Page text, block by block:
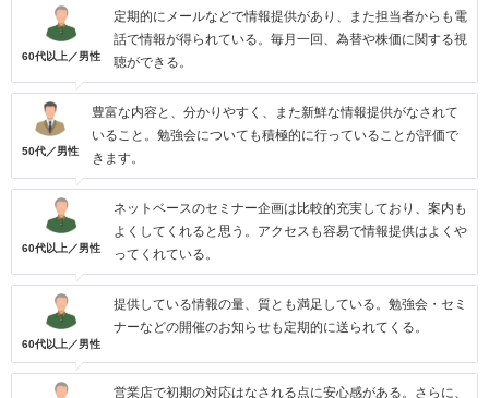
60代以上／男性
定期的にメールなどで情報提供があり、また担当者からも電
話で情報が得られている。毎月一回、為替や株価に関する視
聴ができる。
50代／男性
豊富な内容と、分かりやすく、また新鮮な情報提供がなされて
いること。勉強会についても積極的に行っていることが評価で
きます。
60代以上／男性
ネットベースのセミナー企画は比較的充実しており、案内も
よくしてくれると思う。アクセスも容易で情報提供はよくや
ってくれている。
60代以上／男性
提供している情報の量、質とも満足している。勉強会・セミ
ナーなどの開催のお知らせも定期的に送られてくる。
営業店で初期の対応はなされる点に安心感がある。さらに、